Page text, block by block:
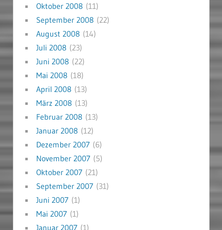
Oktober 2008(11)
September 2008(22)
August 2008(14)
Juli 2008(23)
Juni 2008(22)
Mai 2008(18)
April 2008(13)
März 2008(13)
Februar 2008(13)
Januar 2008(12)
Dezember 2007(6)
November 2007(5)
Oktober 2007(21)
September 2007(31)
Juni 2007(1)
Mai 2007(1)
Januar 2007(1)